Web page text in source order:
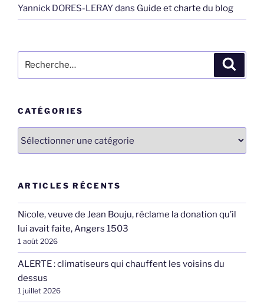
Yannick DORES-LERAYdans Guide et charte du blog
pour
CATÉGORIES
ARTICLES RÉCENTS
Nicole, veuve de Jean Bouju, réclame la donation qu’il
lui avait faite, Angers 1503
1 août 2026
ALERTE : climatiseurs qui chauffent les voisins du
dessus
1 juillet 2026